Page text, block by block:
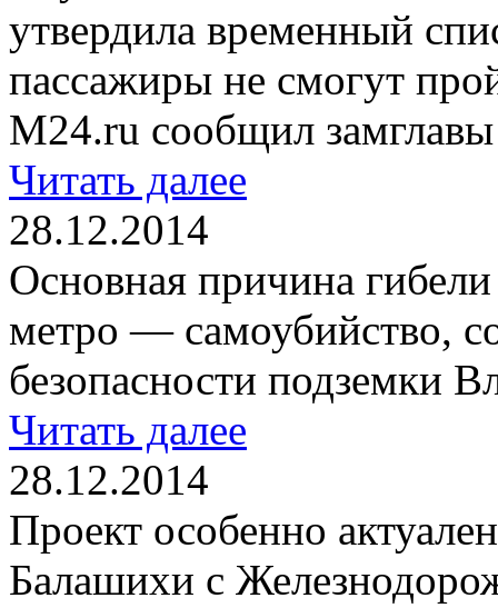
утвердила временный
пассажиры не смогут
M24.ru сообщил
Читать далее
28.12.2014
Основная причина
метро — самоубийство,
безопасности подземки
Читать далее
28.12.2014
Проект особенно
Балашихи с